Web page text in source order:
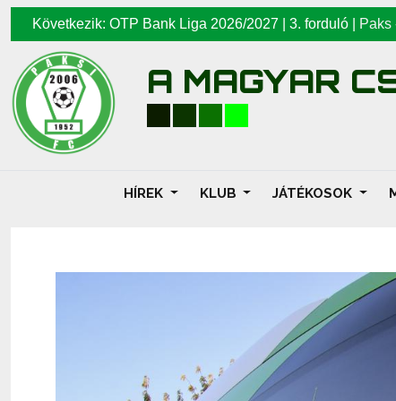
Következik: OTP Bank Liga 2026/2027 | 3. forduló | Paks
A MAGYAR
HÍREK KLUB JÁTÉKOSOK